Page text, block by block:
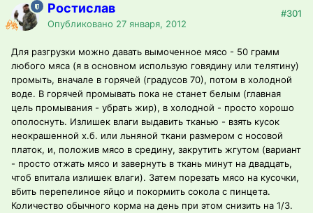
Ростислав
Опубликовано 27 января, 2012
#301
Для разгрузки можно давать вымоченное мясо - 50 грамм
любого мяса (я в основном использую говядину или телятину)
промыть, вначале в горячей (градусов 70), потом в холодной
воде. В горячей промывать пока не станет белым (главная
цель промывания - убрать жир), в холодной - просто хорошо
ополоснуть. Излишек влаги выдавить тканью - взять кусок
неокрашенной х.б. или льняной ткани размером с носовой
платок, и, положив мясо в средину, закрутить жгутом (вариант
- просто отжать мясо и завернуть в ткань минут на двадцать,
чтоб впитала излишек влаги). Затем порезать мясо на кусочки,
вбить перепелиное яйцо и покормить сокола с пинцета.
Количество обычного корма на день при этом снизить на 1/3.